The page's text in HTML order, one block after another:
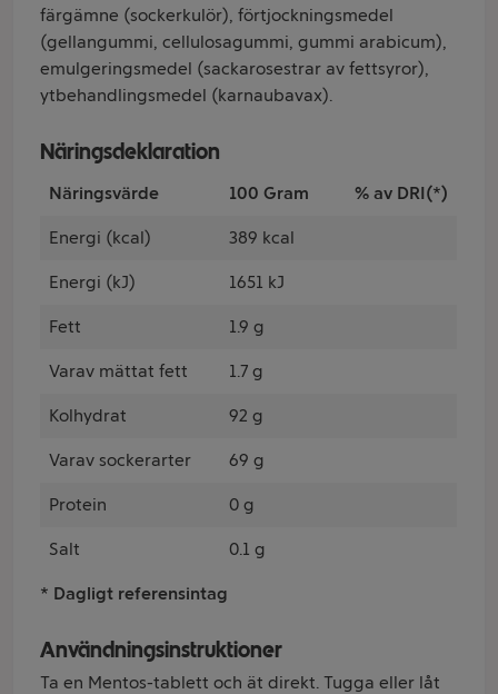
färgämne (sockerkulör), förtjockningsmedel
(gellangummi, cellulosagummi, gummi arabicum),
emulgeringsmedel (sackarosestrar av fettsyror),
ytbehandlingsmedel (karnaubavax).
Näringsdeklaration
Näringsvärde 100 Gram % av DRI(*)
Energi (kcal) 389 kcal
Energi (kJ) 1651 kJ
Fett 1.9 g
Varav mättat fett 1.7 g
Kolhydrat 92 g
Varav sockerarter 69 g
Protein 0 g
Salt 0.1 g
* Dagligt referensintag
Användningsinstruktioner
Ta en Mentos-tablett och ät direkt. Tugga eller låt